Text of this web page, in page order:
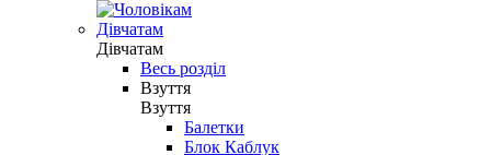
Дівчатам
Дівчатам
Весь розділ
Взуття
Взуття
Балетки
Блок Каблук